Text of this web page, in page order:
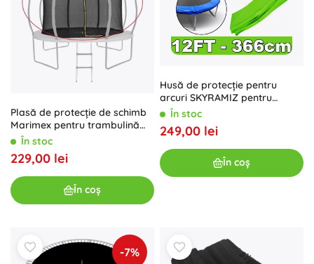
Plasă de protecție de schimb
Marimex pentru trambulină
Premium 366 cm
În stoc
229,00 lei
În coș
Husă de protecție pentru
arcuri SKYRAMIZ pentru
trambulină de grădină 366 cm
(12 ft) – verde
În stoc
249,00 lei
În coș
-7%